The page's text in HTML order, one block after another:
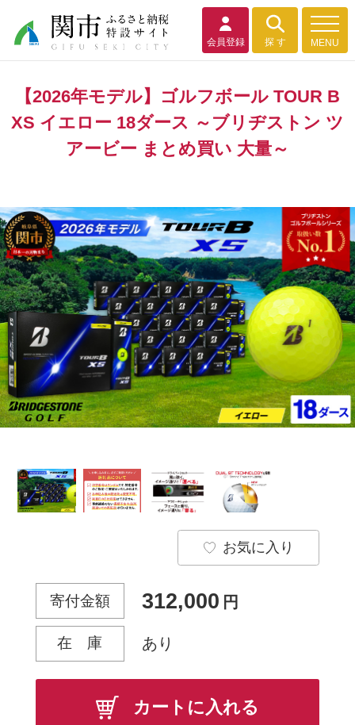
会員登録 探 す MENU
【2026年モデル】ゴルフボール TOUR B
XS イエロー 18ダース ～ブリヂストン ツ
アービー まとめ買い 大量～
お気に入り
寄付金額 312,000 円
在 庫 あり
カートに入れる